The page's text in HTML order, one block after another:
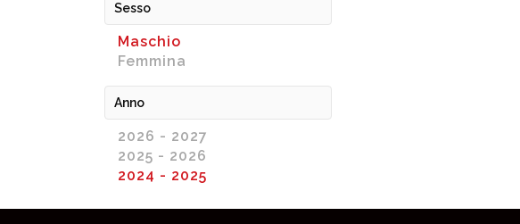
Sesso
Maschio
Femmina
Anno
2026 - 2027
2025 - 2026
2024 - 2025